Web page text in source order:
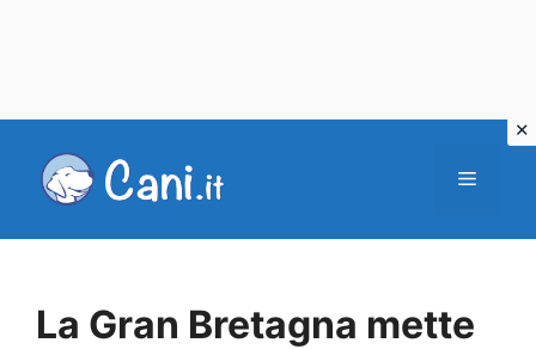
Menu
La Gran Bretagna mette